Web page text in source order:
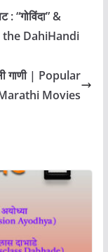
: “गोविंदा” &
the DahiHandi
गाणी | Popular
Movies